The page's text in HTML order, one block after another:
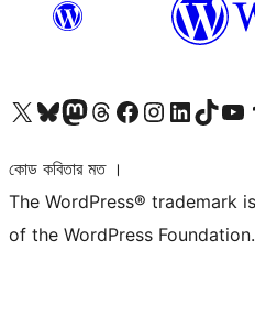
আমাদের X (আগের টুইটার) অ্যাকাউন্টে যানআমাদের Bluesky অ্যাকাউন্টটি দেখুনআমাদের মাস্টোডন অ্যাকাউন্টটি দেখুনআমাদের থ্রেডস অ্যাকাউন্টটি দেখুনআমাদের ফেসবুক পেজ দেখুনআমাদের ইন্সটাগ্রাম অ্যাকাউন্ট দেখুনআমাদের লিঙ্কডইন অ্যাকাউন্টে যানআমাদের TikTok অ্যাকাউন্টটি দেখুনআমাদের ইউটিউব চ্যানেলে যান
কোড কবিতার মত ।
The WordPress® trademark
of the WordPress Foundation.